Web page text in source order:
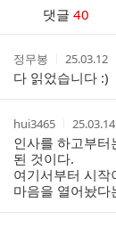
댓글40
스
작
성
자
정무봉
작
성
시
간
25.03.12
다 읽었습니다 :)
작
성
자
hui3465
작
성
시
간
25.03.14
인사를 하고부터
된 것이다.
여기서부터 시작
마음을 열어놨